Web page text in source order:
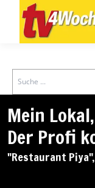
Search
Mein
Der Profi
"Restaurant